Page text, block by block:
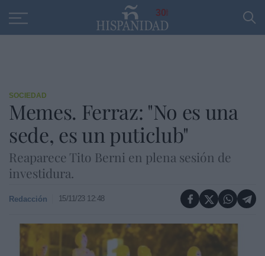
30
SOCIEDAD
Memes. Ferraz: "No es una
sede, es un puticlub"
Reaparece Tito Berni en plena sesión de
investidura.
Redacción 15/11/23 12:48